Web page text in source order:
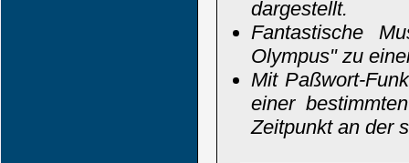
dargestellt.
Fantastische
Olympus" zu
Mit Paßwort-
einer
Zeitpunkt an der